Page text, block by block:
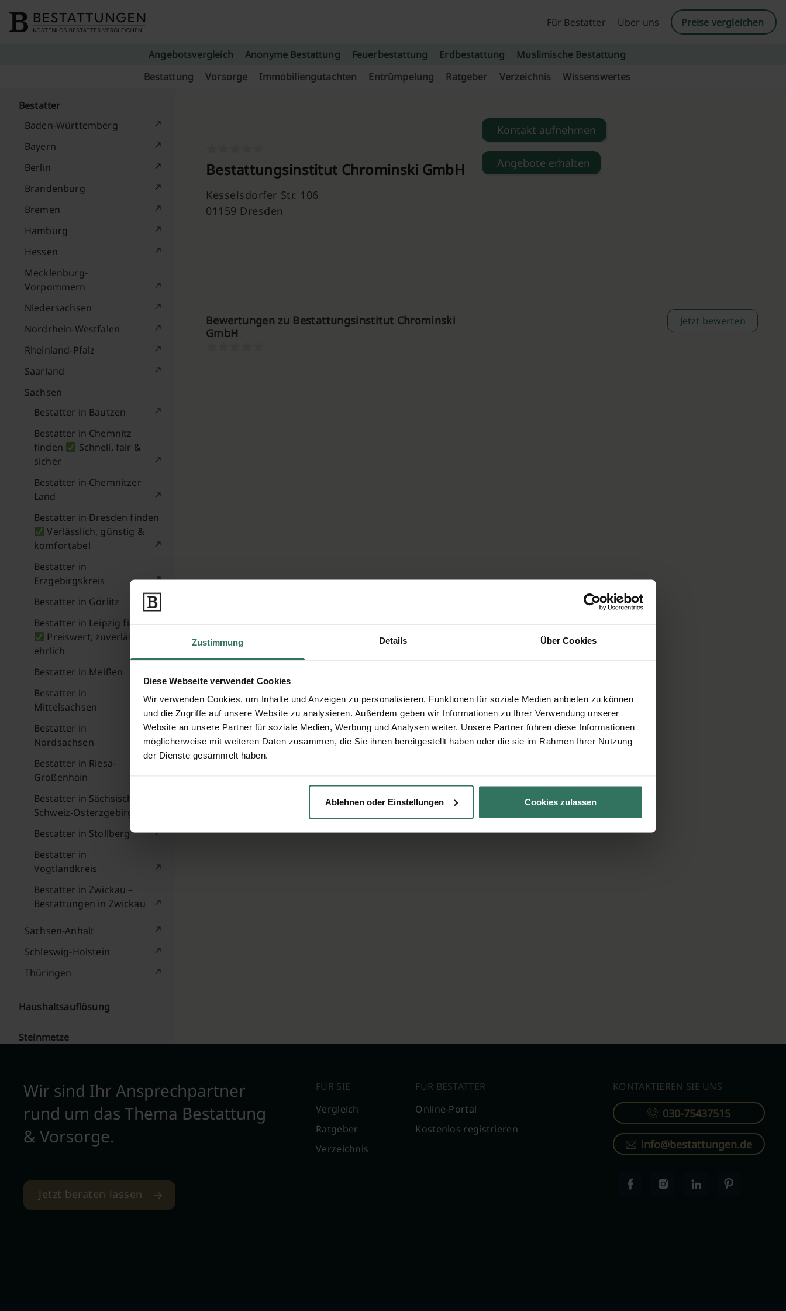
Zustimmung Details Über Cookies
Diese Webseite verwendet Cookies
Wir verwenden Cookies, um Inhalte und Anzeigen zu personalisieren, Funktionen für soziale Medien anbieten zu können
und die Zugriffe auf unsere Website zu analysieren. Außerdem geben wir Informationen zu Ihrer Verwendung unserer
Website an unsere Partner für soziale Medien, Werbung und Analysen weiter. Unsere Partner führen diese Informationen
möglicherweise mit weiteren Daten zusammen, die Sie ihnen bereitgestellt haben oder die sie im Rahmen Ihrer Nutzung
der Dienste gesammelt haben.
Ablehnen oder Einstellungen Cookies zulassen
Für Bestatter
Über uns Preise vergleichen
Angebotsvergleich Anonyme Bestattung Feuerbestattung Erdbestattung
Muslimische Bestattung
Bestattung
Vorsorge Immobiliengutachten Entrümpelung Ratgeber Verzeichnis Wissenswertes
Bestatter
Baden-Württemberg
Bayern
Berlin
Brandenburg
Bremen
Hamburg
Hessen
Mecklenburg-
Vorpommern
Niedersachsen
Nordrhein-Westfalen
Rheinland-Pfalz
Saarland
Sachsen
Bestatter in Bautzen
Bestatter in Chemnitz
finden
Schnell, fair &
sicher
Bestatter in Chemnitzer
Land
Bestatter in Dresden finden
Verlässlich, günstig &
komfortabel
Bestatter in
Erzgebirgskreis
Bestatter in Görlitz
Bestatter in Leipzig finden
Preiswert, zuverlässig &
ehrlich
Bestatter in Meißen
Bestatter in
Mittelsachsen
Bestatter in
Nordsachsen
Bestatter in Riesa-
Großenhain
Bestatter in Sächsische
Schweiz-Osterzgebirge
Bestatter in Stollberg
Bestatter in
Vogtlandkreis
Bestatter in Zwickau –
Bestattungen in Zwickau
Sachsen-Anhalt
Schleswig-Holstein
Thüringen
Haushaltsauflösung
Steinmetze
Bestattungsinstitut Chrominski GmbH
Kesselsdorfer Str. 106
01159 Dresden
Kontakt aufnehmen
Angebote erhalten
Bewertungen zu Bestattungsinstitut Chrominski
GmbH
Jetzt bewerten
Wir sind Ihr Ansprechpartner
rund um das Thema Bestattung
& Vorsorge.
Jetzt beraten lassen
FÜR SIE
Vergleich
Ratgeber
Verzeichnis
FÜR BESTATTER
Online-Portal
Kostenlos registrieren
KONTAKTIEREN SIE UNS
030-75437515
info@bestattungen.de